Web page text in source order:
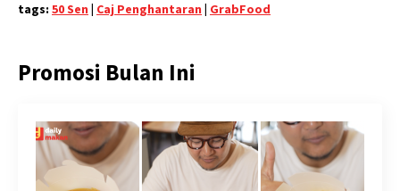
tags: 50 Sen | Caj Penghantaran | GrabFood
Promosi Bulan Ini